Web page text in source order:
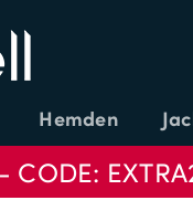
Hemden
CODE: